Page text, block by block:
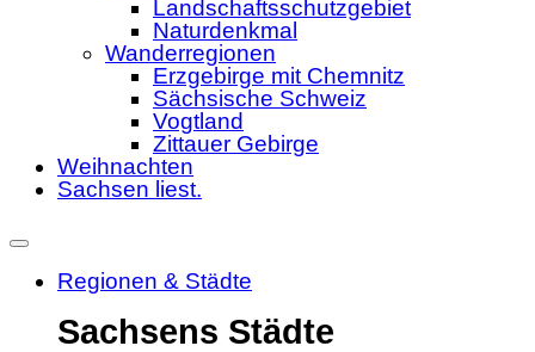
Landschaftsschutzgebiet
Naturdenkmal
Wanderregionen
Erzgebirge mit Chemnitz
Sächsische Schweiz
Vogtland
Zittauer Gebirge
Weihnachten
Sachsen liest.
Regionen & Städte
Sachsens Städte